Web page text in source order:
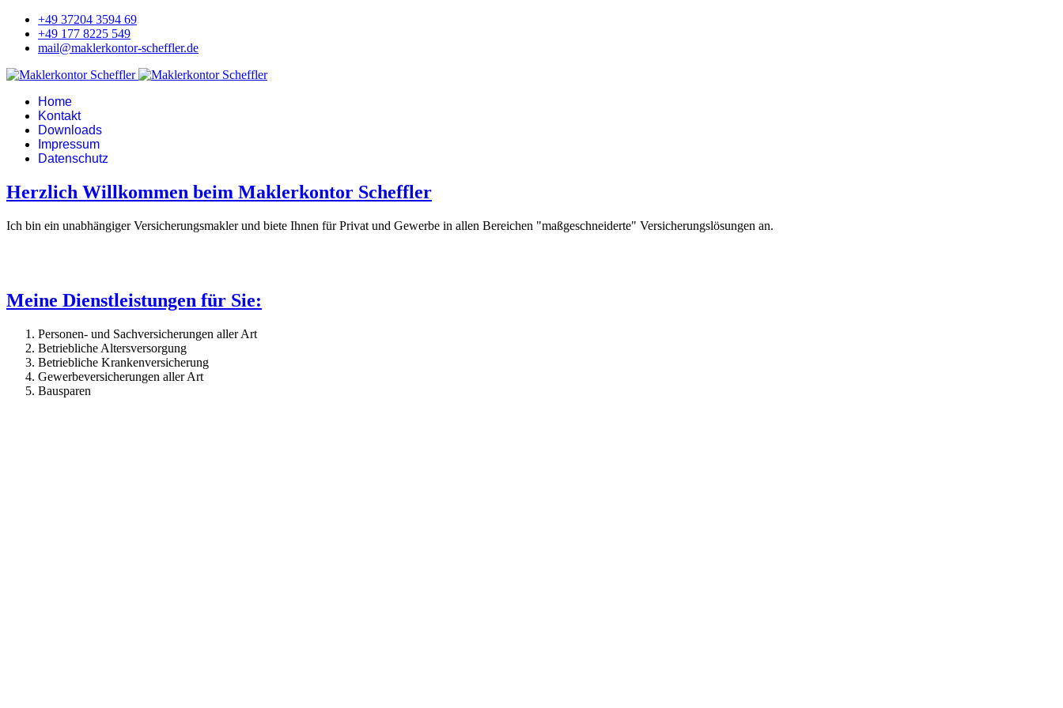
+49 37204 3594 69
+49 177 8225 549
mail@maklerkontor-scheffler.de
Home
Kontakt
Downloads
Impressum
Datenschutz
Herzlich Willkommen beim Maklerkontor Scheffler
Ich bin ein unabhängiger Versicherungsmakler und biete Ihnen für Privat und Gewerbe in allen Bereichen "maßgeschneiderte" Versicherungslösungen an.
Meine Dienstleistungen für Sie:
Personen- und Sachversicherungen aller Art
Betriebliche Altersversorgung
Betriebliche Krankenversicherung
Gewerbeversicherungen aller Art
Bausparen